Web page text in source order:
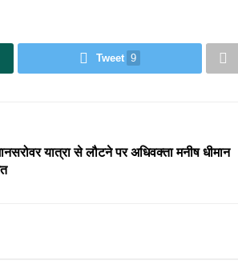
Tweet 9
यात्रा से लौटने पर अधिवक्ता मनीष धीमान